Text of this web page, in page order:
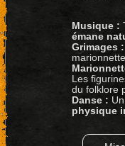
Musique :
émane
Grimages :
Les
du folklore
Danse :
physique